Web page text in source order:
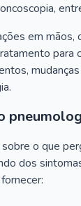
em mãos,
para
o que
dos